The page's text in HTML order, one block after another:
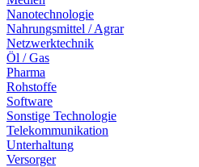
Nanotechnologie
Nahrungsmittel / Agrar
Netzwerktechnik
Öl / Gas
Pharma
Rohstoffe
Software
Sonstige Technologie
Telekommunikation
Unterhaltung
Versorger